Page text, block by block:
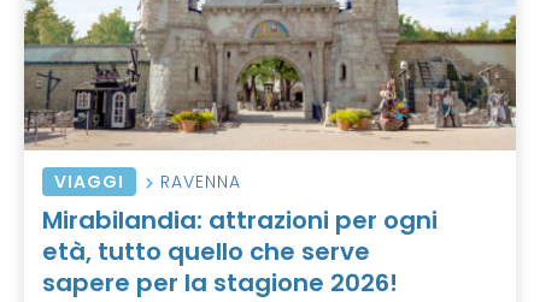
VIAGGI RAVENNA
Mirabilandia: attrazioni per ogni
età, tutto quello che serve
sapere per la stagione 2026!